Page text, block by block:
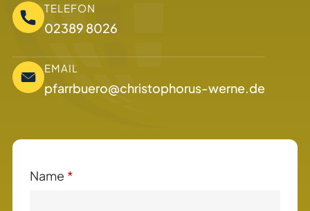
TELEFON
02389 8026
EMAIL
pfarrbuero@christophorus-werne.de
Name *